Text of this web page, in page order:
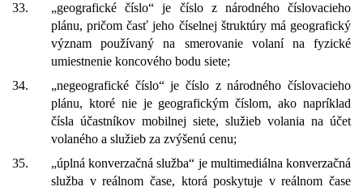
33.
„geografické číslo“ je číslo z národného číslovacieho
plánu, pričom časť jeho číselnej štruktúry má geografický
význam používaný na smerovanie volaní na fyzické
umiestnenie koncového bodu siete;
34.
„negeografické číslo“ je číslo z národného číslovacieho
plánu, ktoré nie je geografickým číslom, ako napríklad
čísla účastníkov mobilnej siete, služieb volania na účet
volaného a služieb za zvýšenú cenu;
35.
„úplná konverzačná služba“ je multimediálna konverzačná
služba v reálnom čase, ktorá poskytuje v reálnom čase